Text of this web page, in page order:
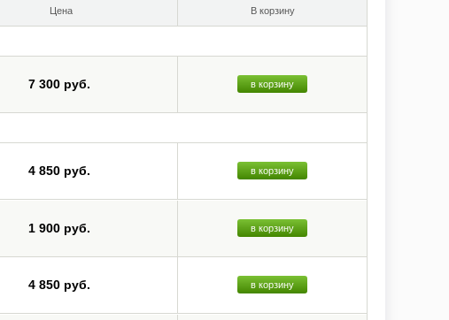
Цена В корзину
7 300 руб. в корзину
4 850 руб. в корзину
1 900 руб. в корзину
4 850 руб. в корзину